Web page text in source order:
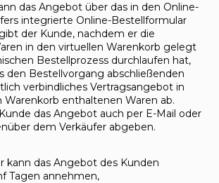
das Angebot über das in den Online-
integrierte Online-Bestellformular
der Kunde, nachdem er die
in den virtuellen Warenkorb gelegt
Bestellprozess durchlaufen hat,
den Bestellvorgang abschließenden
verbindliches Vertragsangebot in
Warenkorb enthaltenen Waren ab.
das Angebot auch per E-Mail oder
dem Verkäufer abgeben.
kann das Angebot des Kunden
Tagen annehmen,